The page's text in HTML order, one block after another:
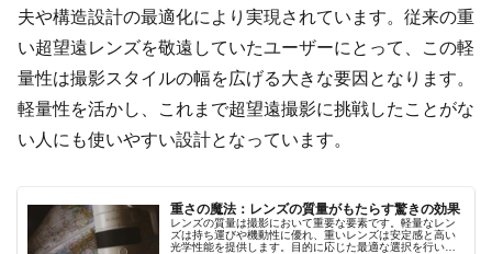
夫や構造設計の最適化により実現されています。従来の重
い超望遠レンズを敬遠していたユーザーにとって、この軽
量性は撮影スタイルの幅を広げる大きな要因となります。
軽量性を活かし、これまで超望遠撮影に挑戦したことがな
い人にも使いやすい設計となっています。
重さの魔法：レンズの質量がもたらす驚きの効果
レンズの質量は撮影において重要な要素です。軽量なレン
ズは持ち運びや機動性に優れ、重いレンズは安定感と高い
光学性能を提供します。目的に応じた最適な選択を行い、